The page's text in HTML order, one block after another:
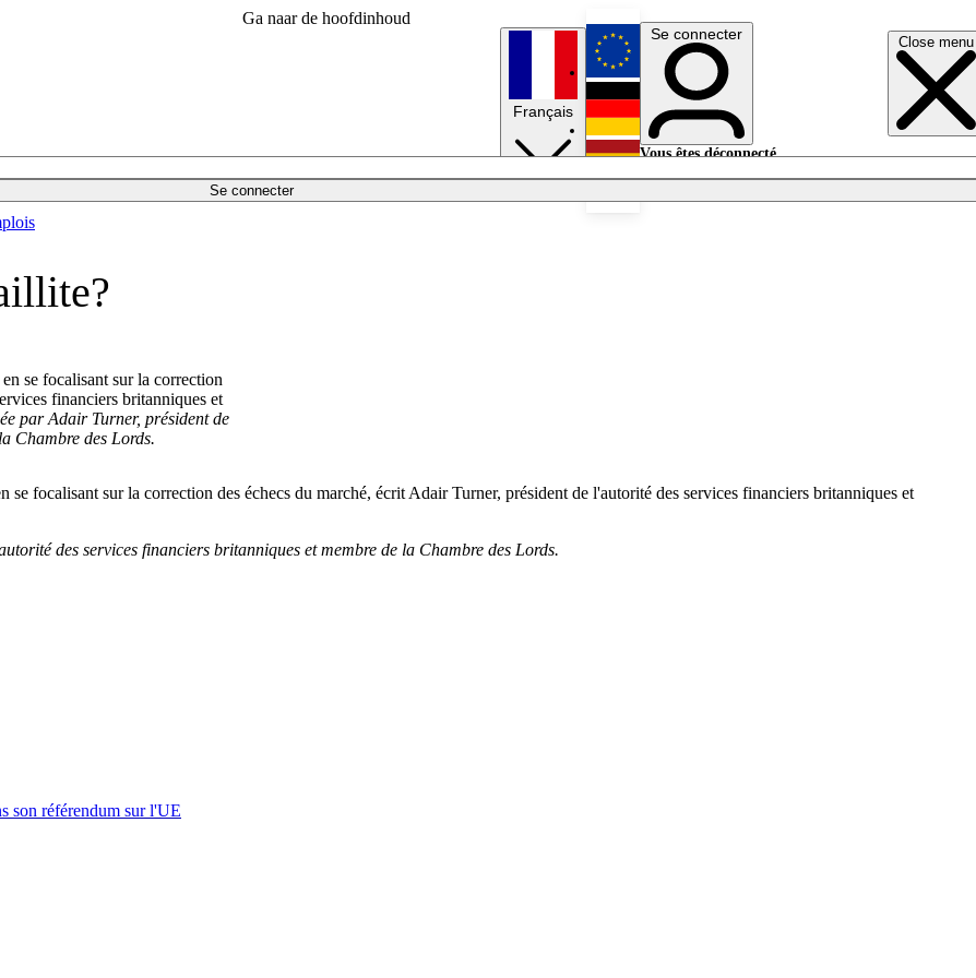
Ga naar de hoofdinhoud
Close menu
Se connecter
Français
English
Deutsch
Se connecter
Vous êtes déconnecté.
se focalisant sur la correction
financiers britanniques et
par Adair Turner, président de
Chambre des Lords.
se focalisant sur la correction des échecs du marché, écrit Adair Turner, président de l'autorité des services financiers britanniques et
des services financiers britanniques et membre de la Chambre des Lords.
son référendum sur l'UE